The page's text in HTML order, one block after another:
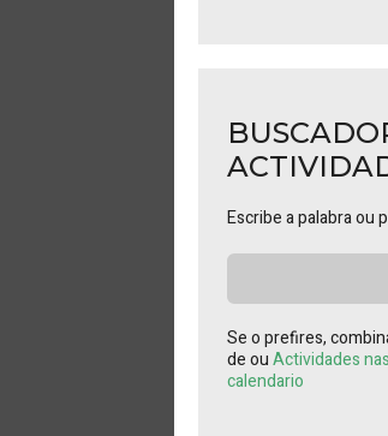
Escribe a palabra ou
Se o prefires,
de ouActividades
calendario